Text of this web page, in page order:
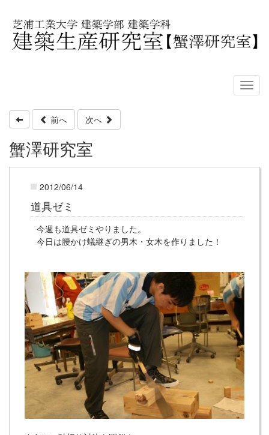
前へ 次へ
蟹澤研究室
2012/06/14
道具ゼミ
今週も道具ゼミやりました。
今日は腰かけ蟻継ぎの男木・女木を作りました！